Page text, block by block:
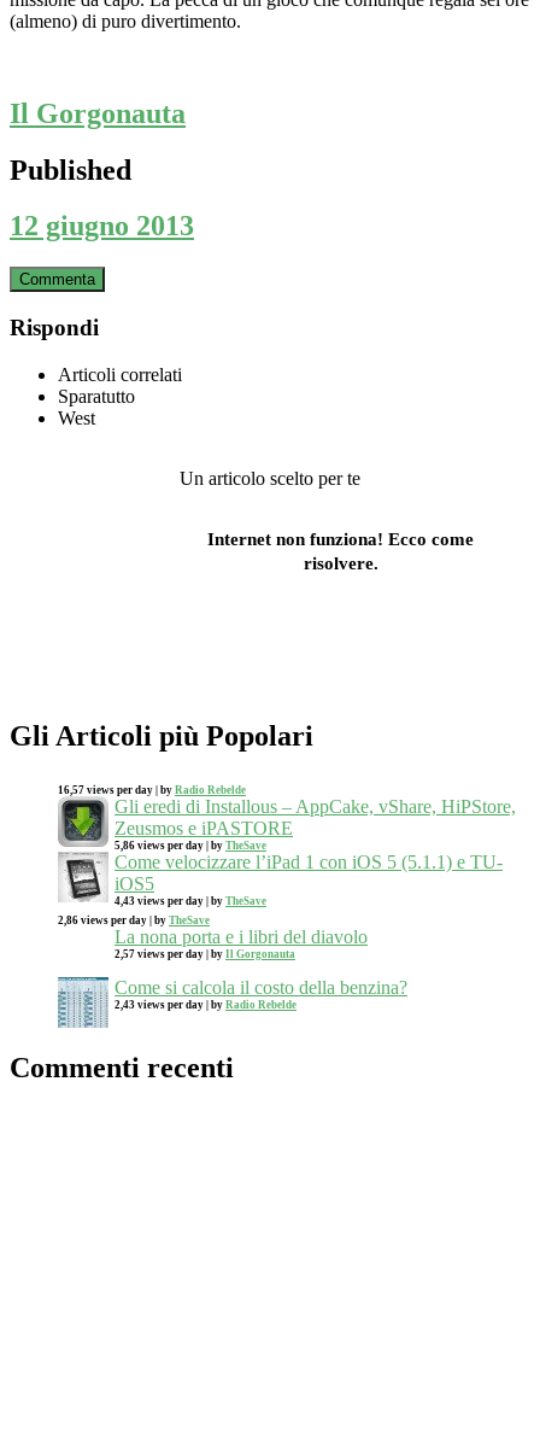
(almeno) di puro divertimento.
Il Gorgonauta
Published
12 giugno 2013
Commenta
Rispondi
Articoli correlati
Sparatutto
West
Un articolo scelto per te
Internet non funziona! Ecco come
risolvere.
Gli Articoli più Popolari
16,57 views per day by Radio Rebelde
Gli eredi di Installous – AppCake, vShare, HiPStore,
Zeusmos e iPASTORE
5,86 views per day by TheSave
Come velocizzare l’iPad 1 con iOS 5 (5.1.1) e TU-
iOS5
4,43 views per day by TheSave
2,86 views per day by TheSave
La nona porta e i libri del diavolo
2,57 views per day by Il Gorgonauta
Come si calcola il costo della benzina?
2,43 views per day by Radio Rebelde
Commenti recenti